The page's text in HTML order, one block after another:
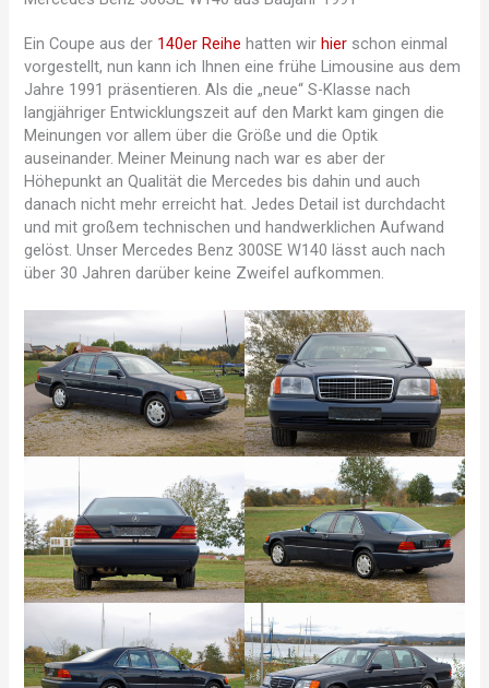
Ein Coupe aus der 140er Reihe hatten wirhier schon einmal
vorgestellt, nun kann ich Ihnen eine frühe Limousine aus dem
Jahre 1991 präsentieren. Als die „neue“ S-Klasse nach
langjähriger Entwicklungszeit auf den Markt kam gingen die
Meinungen vor allem über die Größe und die Optik
auseinander. Meiner Meinung nach war es aber der
Höhepunkt an Qualität die Mercedes bis dahin und auch
danach nicht mehr erreicht hat. Jedes Detail ist durchdacht
und mit großem technischen und handwerklichen Aufwand
gelöst. Unser Mercedes Benz 300SE W140 lässt auch nach
über 30 Jahren darüber keine Zweifel aufkommen.